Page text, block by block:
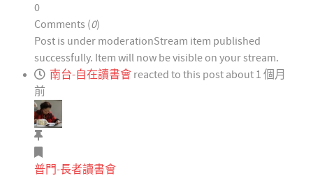
0
Comments (0)
Post is under moderationStream item published
successfully. Item will now be visible on your stream.
南台-自在讀書會 reacted to this post about 1 個月
前
普門-長者讀書會